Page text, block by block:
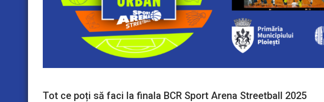
Tot ce poți să faci la finala BCR Sport Arena Streetball 2025